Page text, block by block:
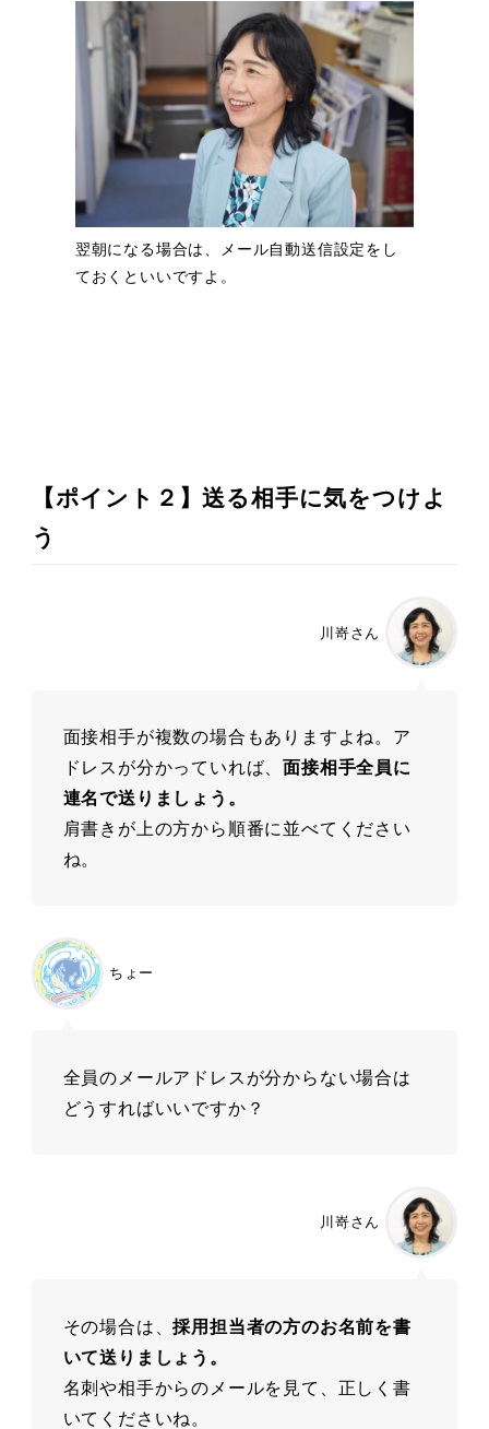
翌朝になる場合は、メール自動送信設定をし
ておくといいですよ。
【ポイント２】送る相手に気をつけよ
う
川嵜さん
面接相手が複数の場合もありますよね。ア
ドレスが分かっていれば、面接相手全員に
連名で送りましょう。
肩書きが上の方から順番に並べてください
ね。
ちょー
全員のメールアドレスが分からない場合は
どうすればいいですか？
川嵜さん
その場合は、採用担当者の方のお名前を書
いて送りましょう。
名刺や相手からのメールを見て、正しく書
いてくださいね。